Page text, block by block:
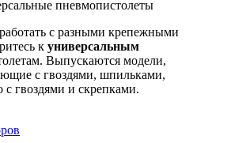
с разными крепежными
к универсальным
Выпускаются модели,
с гвоздями, шпильками,
с гвоздями и скрепками.